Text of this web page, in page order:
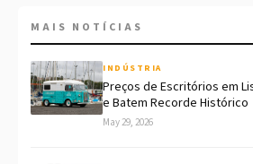
MAIS NOTÍCIAS
INDÚSTRIA
Preços de Escritórios em
e Batem Recorde Histórico
May 29, 2026